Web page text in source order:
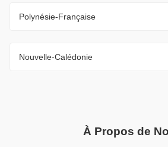
Polynésie-Française
Nouvelle-Calédonie
À Propos de